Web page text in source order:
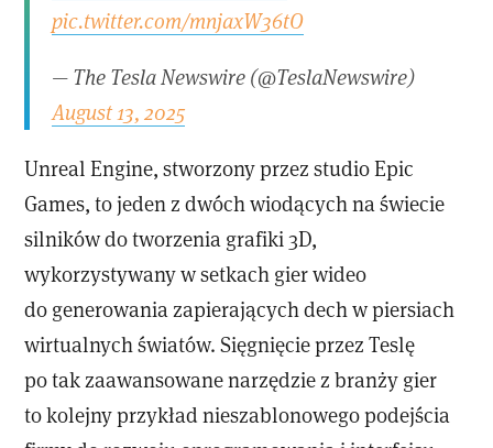
pic.twitter.com/mnjaxW36tO
— The Tesla Newswire (@TeslaNewswire)
August 13, 2025
Unreal Engine, stworzony przez studio Epic
Games, to jeden z dwóch wiodących na świecie
silników do tworzenia grafiki 3D,
wykorzystywany w setkach gier wideo
do generowania zapierających dech w piersiach
wirtualnych światów. Sięgnięcie przez Teslę
po tak zaawansowane narzędzie z branży gier
to kolejny przykład nieszablonowego podejścia